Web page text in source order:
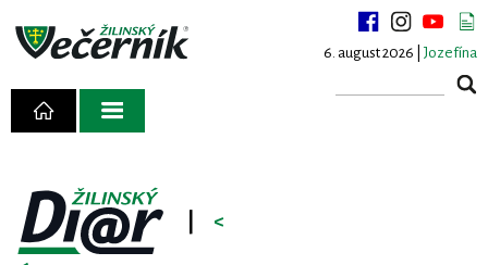
6. august 2026 | Jozefína
<